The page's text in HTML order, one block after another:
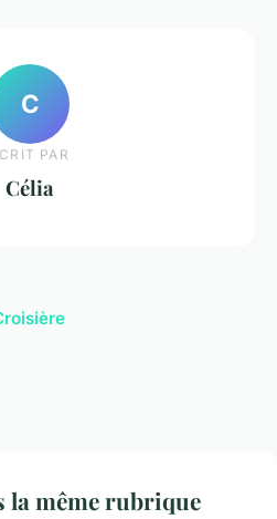
C
PAR
Célia
même rubrique